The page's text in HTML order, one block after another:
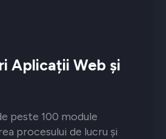
Aplicații Web și
peste 100 module
procesului de lucru și